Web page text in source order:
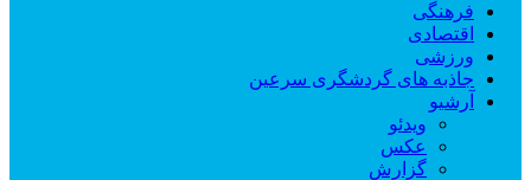
فرهنگی
اقتصادی
ورزشی
جاذبه های گردشگری سرعین
آرشیو
ویدئو
عکس
گزارش